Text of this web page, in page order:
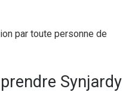
par toute personne de
Synjardy